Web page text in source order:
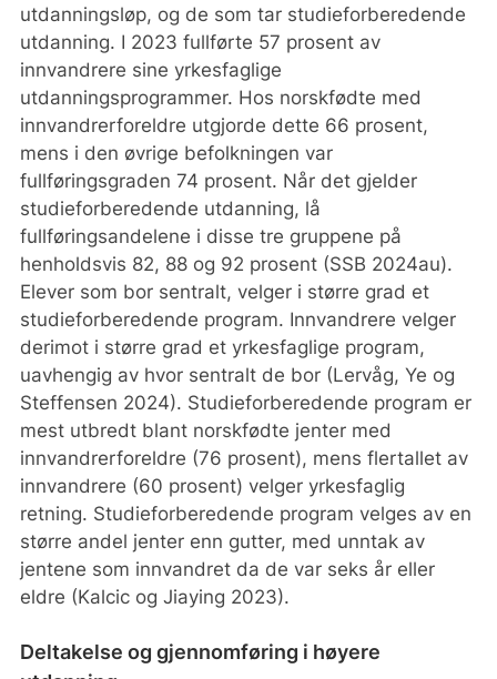
utdanningsløp, og de som tar studieforberedende
utdanning. I 2023 fullførte 57 prosent av
innvandrere sine yrkesfaglige
utdanningsprogrammer. Hos norskfødte med
innvandrerforeldre utgjorde dette 66 prosent,
mens i den øvrige befolkningen var
fullføringsgraden 74 prosent. Når det gjelder
studieforberedende utdanning, lå
fullføringsandelene i disse tre gruppene på
henholdsvis 82, 88 og 92 prosent (SSB 2024au).
Elever som bor sentralt, velger i større grad et
studieforberedende program. Innvandrere velger
derimot i større grad et yrkesfaglige program,
uavhengig av hvor sentralt de bor (Lervåg, Ye og
Steffensen 2024). Studieforberedende program er
mest utbredt blant norskfødte jenter med
innvandrerforeldre (76 prosent), mens flertallet av
innvandrere (60 prosent) velger yrkesfaglig
retning. Studieforberedende program velges av en
større andel jenter enn gutter, med unntak av
jentene som innvandret da de var seks år eller
eldre (Kalcic og Jiaying 2023).
Deltakelse og gjennomføring i høyere